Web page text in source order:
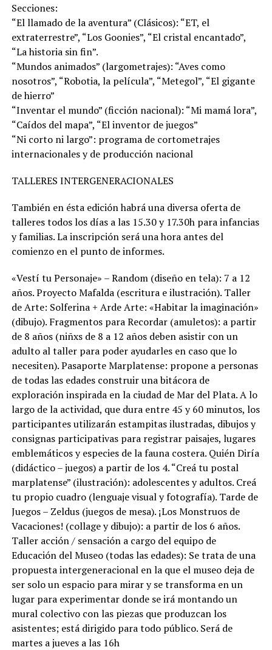
Secciones:
“El llamado de la aventura” (Clásicos): “ET, el
extraterrestre”, “Los Goonies”, “El cristal encantado”,
“La historia sin fin”.
“Mundos animados” (largometrajes): “Aves como
nosotros”, “Robotia, la película”, “Metegol”, “El gigante
de hierro”
“Inventar el mundo” (ficción nacional): “Mi mamá lora”,
“Caídos del mapa”, “El inventor de juegos”
“Ni corto ni largo”: programa de cortometrajes
internacionales y de producción nacional
TALLERES INTERGENERACIONALES
También en ésta edición habrá una diversa oferta de
talleres todos los días a las 15.30 y 17.30h para infancias
y familias. La inscripción será una hora antes del
comienzo en el punto de informes.
«Vestí tu Personaje» – Random (diseño en tela): 7 a 12
años. Proyecto Mafalda (escritura e ilustración). Taller
de Arte: Solferina + Arde Arte: «Habitar la imaginación»
(dibujo). Fragmentos para Recordar (amuletos): a partir
de 8 años (niñxs de 8 a 12 años deben asistir con un
adulto al taller para poder ayudarles en caso que lo
necesiten). Pasaporte Marplatense: propone a personas
de todas las edades construir una bitácora de
exploración inspirada en la ciudad de Mar del Plata. A lo
largo de la actividad, que dura entre 45 y 60 minutos, los
participantes utilizarán estampitas ilustradas, dibujos y
consignas participativas para registrar paisajes, lugares
emblemáticos y especies de la fauna costera. Quién Diría
(didáctico – juegos) a partir de los 4. “Creá tu postal
marplatense” (ilustración): adolescentes y adultos. Creá
tu propio cuadro (lenguaje visual y fotografía). Tarde de
Juegos – Zeldus (juegos de mesa). ¡Los Monstruos de
Vacaciones! (collage y dibujo): a partir de los 6 años.
Taller acción / sensación a cargo del equipo de
Educación del Museo (todas las edades): Se trata de una
propuesta intergeneracional en la que el museo deja de
ser solo un espacio para mirar y se transforma en un
lugar para experimentar donde se irá montando un
mural colectivo con las piezas que produzcan los
asistentes; está dirigido para todo público. Será de
martes a jueves a las 16h